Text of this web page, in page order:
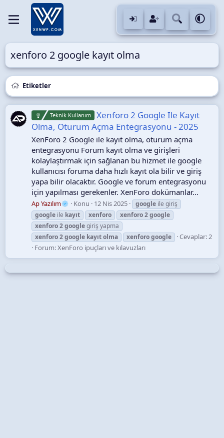
xenforo 2 google kayıt olma
Etiketler
Teknik Kullanım
Xenforo 2 Google Ile Kayıt
Olma, Oturum Açma Entegrasyonu - 2025
XenForo 2 Google ile kayıt olma, oturum açma
entegrasyonu Forum kayıt olma ve girişleri
kolaylaştırmak için sağlanan bu hizmet ile google
kullanıcısı foruma daha hızlı kayıt ola bilir ve giriş
yapa bilir olacaktır. Google ve forum entegrasyonu
için yapılması gerekenler. XenForo dokümanlar...
Ap Yazılım Konu 12 Nis 2025 google ile giriş
google ile kayıt xenforo xenforo2google
xenforo2googlegiriş yapma
xenforo2google kayıtolma xenforogoogle
Cevaplar: 2
Forum:XenForo ipuçları ve kılavuzları